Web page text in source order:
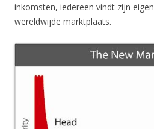
inkomsten, iedereen vindt zijn eigen
wereldwijde marktplaats.